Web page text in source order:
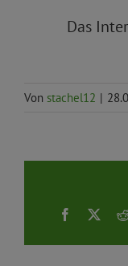
Das
Von stachel12 |
Facebook
X